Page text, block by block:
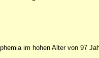
im hohen Alter von 97